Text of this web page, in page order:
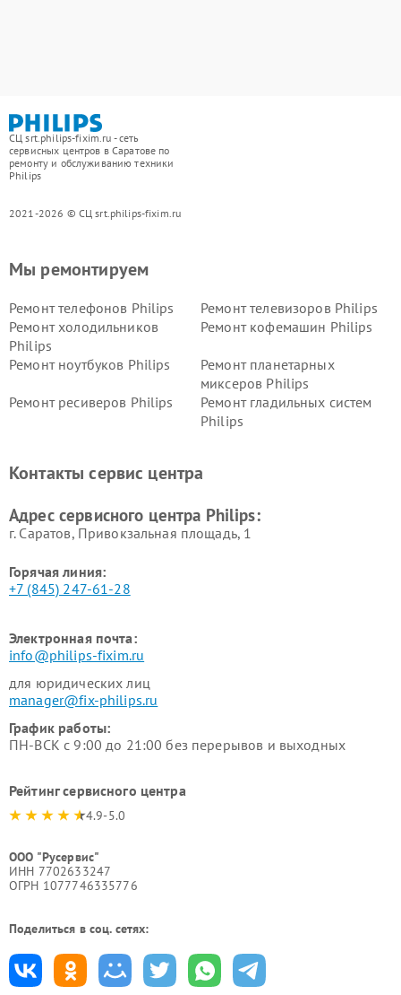
СЦ srt.philips-fixim.ru - сеть
сервисных центров в Саратове по
ремонту и обслуживанию техники
Philips
2021-2026 © СЦ srt.philips-fixim.ru
Мы ремонтируем
Ремонт телефонов Philips
Ремонт телевизоров Philips
Ремонт холодильников
Philips
Ремонт кофемашин Philips
Ремонт ноутбуков Philips
Ремонт планетарных
миксеров Philips
Ремонт ресиверов Philips
Ремонт гладильных систем
Philips
Ремонт стиральных машин
Ремонт увлажнителей
Контакты сервис центра
Адрес сервисного центра Philips:
г. Саратов, Привокзальная площадь, 1
Горячая линия:
+7 (845) 247-61-28
Электронная почта:
info@philips-fixim.ru
для юридических лиц
manager@fix-philips.ru
График работы:
ПН-ВСК с 9:00 до 21:00 без перерывов и выходных
Рейтинг сервисного центра
4.9-5.0
ООО "Русервис"
ИНН 7702633247
ОГРН 1077746335776
Поделиться в соц. сетях: